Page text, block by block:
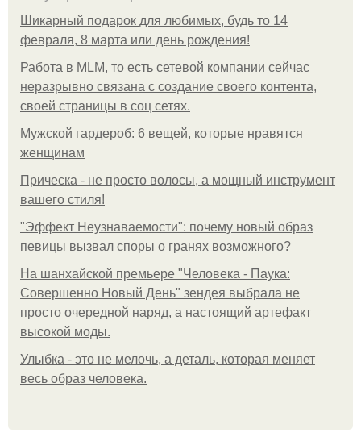
Шикарный подарок для любимых, будь то 14
февраля, 8 марта или день рождения!
Работа в MLM, то есть сетевой компании сейчас
неразрывно связана с создание своего контента,
своей страницы в соц сетях.
Мужской гардероб: 6 вещей, которые нравятся
женщинам
Прическа - не просто волосы, а мощный инструмент
вашего стиля!
"Эффект Неузнаваемости": почему новый образ
певицы вызвал споры о гранях возможного?
На шанхайской премьере "Человека - Паука:
Совершенно Новый День" зендея выбрала не
просто очередной наряд, а настоящий артефакт
высокой моды.
Улыбка - это не мелочь, а деталь, которая меняет
весь образ человека.